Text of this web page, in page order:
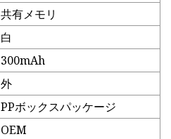
共有メモリ
白
300mAh
外
PPボックスパッケージ
OEM